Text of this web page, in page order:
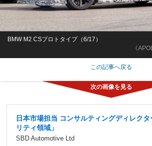
《
BMW M2 CSプロトタイプ（6/17）
この記事へ戻る
日本市場担当 コンサルティングディレク
リティ領域」
SBD Automotive Ltd